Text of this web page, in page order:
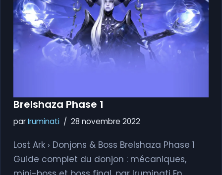
Brelshaza Phase 1
parIruminati 28 novembre 2022
Lost Ark › Donjons & Boss Brelshaza Phase 1
Guide complet du donjon : mécaniques,